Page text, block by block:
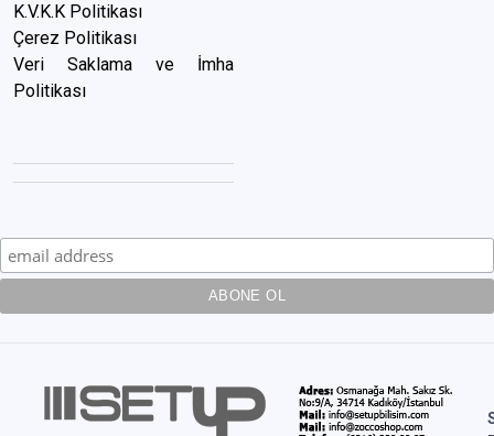
K.V.K.K Politikası
Çerez Politikası
Veri Saklama ve İmha
Politikası